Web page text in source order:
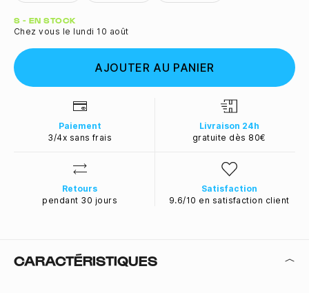
Quantité
S - EN STOCK
Chez vous le lundi 10 août
AJOUTER AU PANIER
Paiement
3/4x sans frais
Livraison 24h
gratuite dès 80€
Retours
pendant 30 jours
Satisfaction
9.6/10 en satisfaction client
CARACTÉRISTIQUES